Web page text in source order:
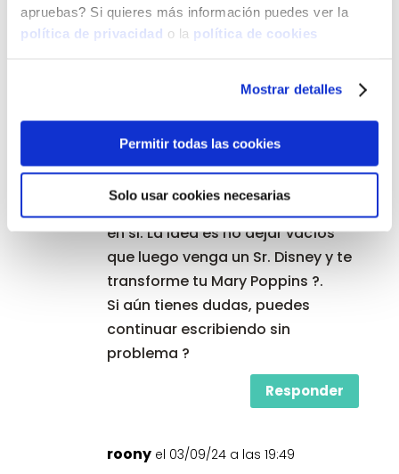
apruebas? Si quieres más información puedes ver la
política de privacidad o la política de cookies
Mostrar detalles
Permitir todas las cookies
Solo usar cookies necesarias
en Safe Creative tal (si ves en la
columna derecha del blog verás
protegidas y sale el número), pero
hacer lo que desees, mientras me
nombres (o no, como
quieras).Con relación al uso
en si. La idea es no dejar vacíos
que luego venga un Sr. Disney y te
transforme tu Mary Poppins ?.
Si aún tienes dudas, puedes
continuar escribiendo sin
problema ?
Responder
roony el 03/09/24 a las 19:49